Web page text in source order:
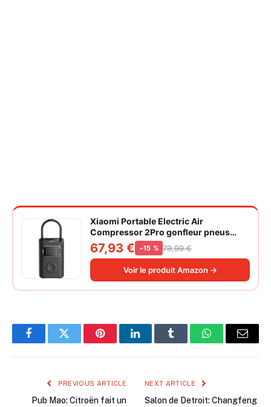
Xiaomi Portable Electric Air
Compressor 2Pro gonfleur pneus
voiture | ±1PSI Contrôle pression
pneus, 45s gonflage rapide, batterie
longue durée, avec éclairage, grand
cylindre à air 27 mm
67,93 € −15 % 79,99 €
Voir le produit Amazon →
FacebookTwitter PinterestLinkedInTumblr WhatsAppEmail
PREVIOUS ARTICLE
Pub Mao: Citroën fait un
NEXT ARTICLE
Salon de Detroit: Changfeng